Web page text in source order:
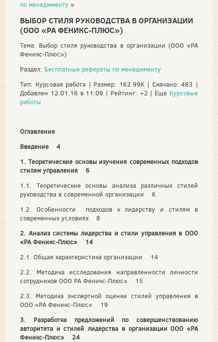
по менеджменту »
ВЫБОР СТИЛЯ РУКОВОДСТВА В ОРГАНИЗАЦИИ
(ООО «PA ФЕНИКС-ПЛЮС»)
Тема: Выбор стиля руководства в организации (ООО «PA
Феникс-Плюс»)
Раздел: Бесплатные рефераты по менеджменту
Тип: Курсовая работа | Размер: 162.99K | Скачано: 483 |
Добавлен 12.01.16 в 11:09 | Рейтинг: +2 | Еще Курсовые
работы
Оглавление
Введение 4
1. Теоретические основы изучения современных подходов
стилям управления 6
1.1. Теоретические основы анализа различных стилей
руководства в современной организации 6
1.2. Особенности подходов к лидерству и стилям в
современных условиях 8
2. Анализ системы лидерства и стили управления в ООО
«PA Феникс-Плюс» 14
2.1. Общая характеристика организации 14
2.2. Методика исследования направленности личности
сотрудников ООО PA Феникс-Плюс» 15
2.3. Методика экспертной оценки стилей управления в
ООО «PA Феникс-Плюс» 19
3. Разработка предложений по совершенствованию
авторитета и стилей лидерства в организации ООО «PA
Феникс-Плюс» 24